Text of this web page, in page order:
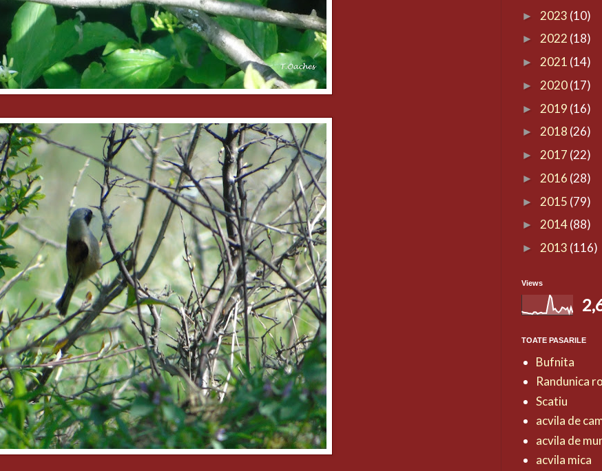
► 2023 (10)
► 2022 (18)
► 2021 (14)
► 2020(17)
► 2019 (16)
► 2018 (26)
► 2017 (22)
► 2016 (28)
► 2015 (79)
► 2014(88)
► 2013 (116)
Views
TOATE PASARILE
Bufnita
Randunica
Scatiu
acvila de
acvila de
acvila mica